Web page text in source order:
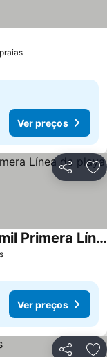
Ver preços
Partilhar
Apartamentos en Playa de Samil Primera Línea de playa Pe Na Areia
Ver preços